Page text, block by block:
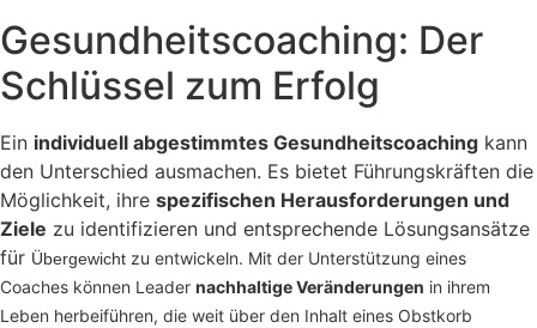
Gesundheitscoaching: Der
Schlüssel zum Erfolg
Ein individuell abgestimmtes Gesundheitscoaching kann
den Unterschied ausmachen. Es bietet Führungskräften die
Möglichkeit, ihre spezifischen Herausforderungen und
Ziele zu identifizieren und entsprechende Lösungsansätze
für Übergewicht zu entwickeln. Mit der Unterstützung eines
Coaches können Leader nachhaltige Veränderungen in ihrem
Leben herbeiführen, die weit über den Inhalt eines Obstkorb